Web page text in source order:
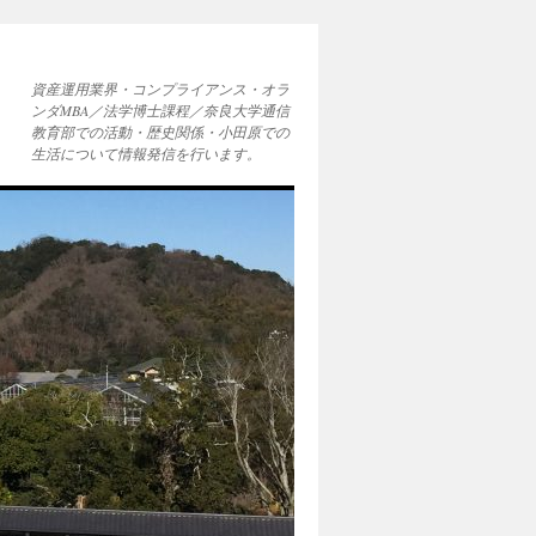
資産運用業界・コンプライアンス・オラ
ンダMBA／法学博士課程／奈良大学通信
教育部での活動・歴史関係・小田原での
生活について情報発信を行います。